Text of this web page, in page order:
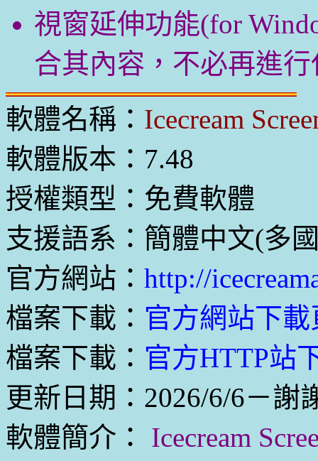
視窗延伸功能(for
合其內容，不必再進
軟體名稱： Icecream
軟體版本：7.48
授權類型：免費軟體
支援語系：簡體中文(多
官方網站： http://
檔案下載： 官方網站下載
檔案下載： 官方HTTP站
更新日期：2026/6/6－謝
軟體簡介：
Icecream